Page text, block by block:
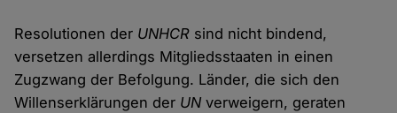
Resolutionen der UNHCR sind nicht bindend,
versetzen allerdings Mitgliedsstaaten in einen
Zugzwang der Befolgung. Länder, die sich den
Willenserklärungen der UN verweigern, geraten